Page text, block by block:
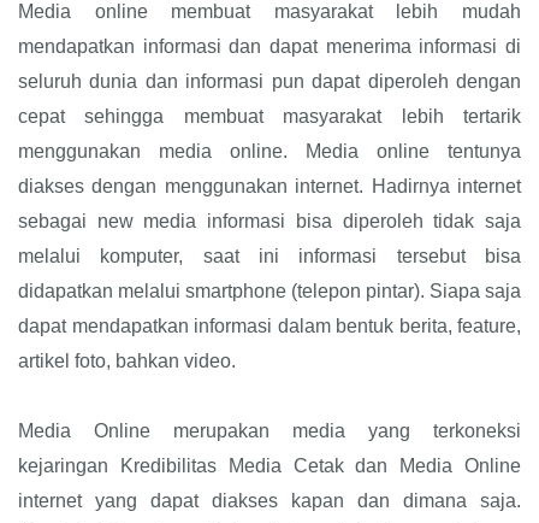
Media online membuat masyarakat lebih mudah
mendapatkan informasi dan dapat menerima informasi di
seluruh dunia dan informasi pun dapat diperoleh dengan
cepat sehingga membuat masyarakat lebih tertarik
menggunakan media online. Media online tentunya
diakses dengan menggunakan internet. Hadirnya internet
sebagai new media informasi bisa diperoleh tidak saja
melalui komputer, saat ini informasi tersebut bisa
didapatkan melalui smartphone (telepon pintar). Siapa saja
dapat mendapatkan informasi dalam bentuk berita, feature,
artikel foto, bahkan video.
Media Online merupakan media yang terkoneksi
kejaringan Kredibilitas Media Cetak dan Media Online
internet yang dapat diakses kapan dan dimana saja.